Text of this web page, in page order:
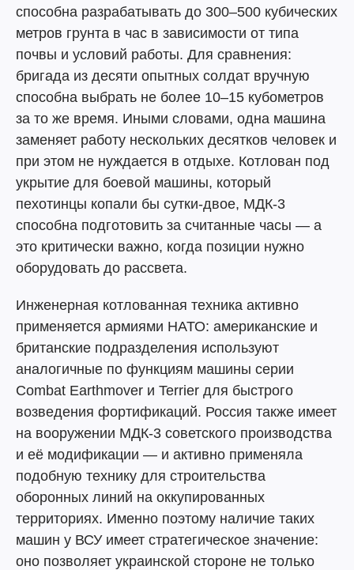
способна разрабатывать до 300–500 кубических
метров грунта в час в зависимости от типа
почвы и условий работы. Для сравнения:
бригада из десяти опытных солдат вручную
способна выбрать не более 10–15 кубометров
за то же время. Иными словами, одна машина
заменяет работу нескольких десятков человек и
при этом не нуждается в отдыхе. Котлован под
укрытие для боевой машины, который
пехотинцы копали бы сутки-двое, МДК-3
способна подготовить за считанные часы — а
это критически важно, когда позиции нужно
оборудовать до рассвета.
Инженерная котлованная техника активно
применяется армиями НАТО: американские и
британские подразделения используют
аналогичные по функциям машины серии
Combat Earthmover и Terrier для быстрого
возведения фортификаций. Россия также имеет
на вооружении МДК-3 советского производства
и её модификации — и активно применяла
подобную технику для строительства
оборонных линий на оккупированных
территориях. Именно поэтому наличие таких
машин у ВСУ имеет стратегическое значение:
оно позволяет украинской стороне не только